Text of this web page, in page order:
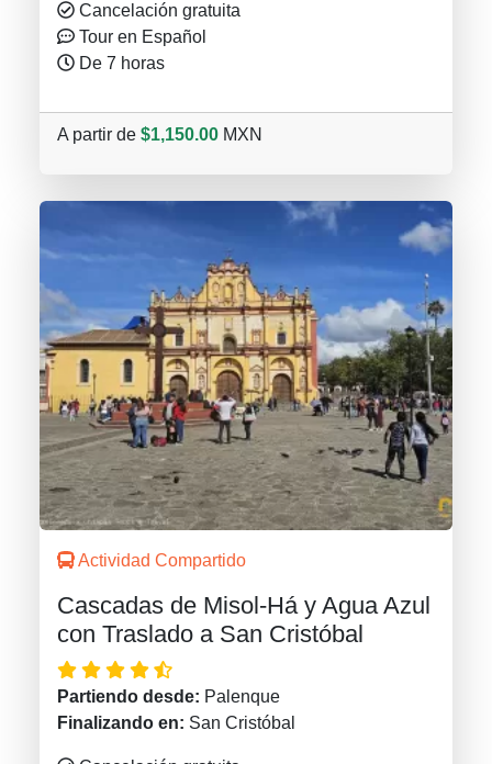
Cancelación gratuita
Tour en Español
De 7 horas
A partir de $1,150.00 MXN
Actividad Compartido
Cascadas de Misol-Há y Agua Azul
con Traslado a San Cristóbal
Partiendo desde: Palenque
Finalizando en: San Cristóbal